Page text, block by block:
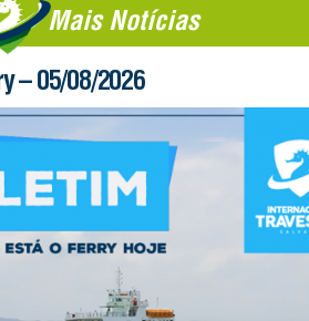
Mais Notícias
– 05/08/2026